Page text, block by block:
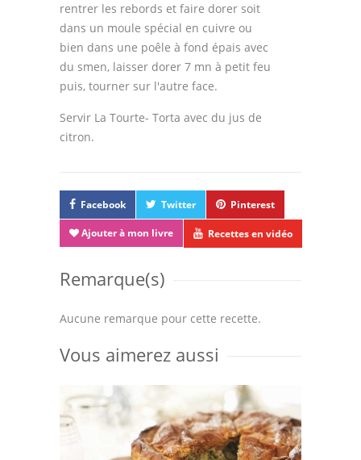
rentrer les rebords et faire dorer soit
dans un moule spécial en cuivre ou
bien dans une poêle à fond épais avec
du smen, laisser dorer 7 mn à petit feu
puis, tourner sur l'autre face.
Servir La Tourte- Torta avec du jus de
citron.
Facebook Twitter Pinterest
Ajouter à mon livre Recettes en vidéo
Remarque(s)
Aucune remarque pour cette recette.
Vous aimerez aussi